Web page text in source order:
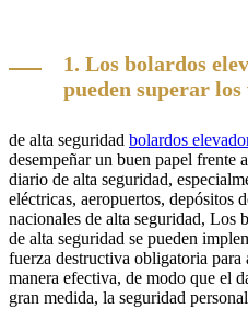
1. Los bolardos
pueden superar los
de alta seguridad bolardos
desempeñar un buen papel frente
diario de alta seguridad,
eléctricas, aeropuertos, depósitos
nacionales de alta seguridad, Los
de alta seguridad se pueden
fuerza destructiva obligatoria para
manera efectiva, de modo que el
gran medida, la seguridad